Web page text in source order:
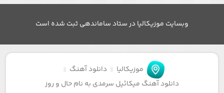
وبسایت موزیکالیا در ستاد ساماندهی ثبت شده است
موزیکالیا
دانلود آهنگ
دانلود آهنگ میکائیل سرمدی به نام حال و روز